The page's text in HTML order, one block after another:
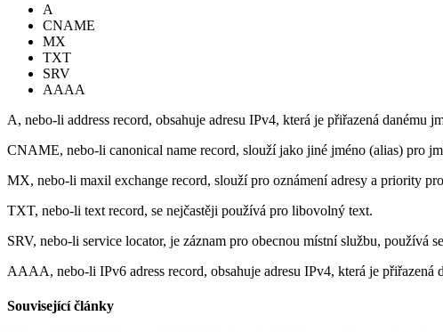
A
CNAME
MX
TXT
SRV
AAAA
A, nebo-li address record, obsahuje adresu IPv4, která je přiřazená danému
CNAME, nebo-li canonical name record, slouží jako jiné jméno (alias) pro
MX, nebo-li maxil exchange record, slouží pro oznámení adresy a priority
TXT, nebo-li text record, se nejčastěji používá pro libovolný text.
SRV, nebo-li service locator, je záznam pro obecnou místní službu,
AAAA, nebo-li IPv6 adress record, obsahuje adresu IPv4, která je přiřazená
Související články